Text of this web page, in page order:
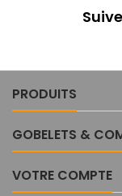
PRODUITS
GOBELETS &
VOTRE COMPTE